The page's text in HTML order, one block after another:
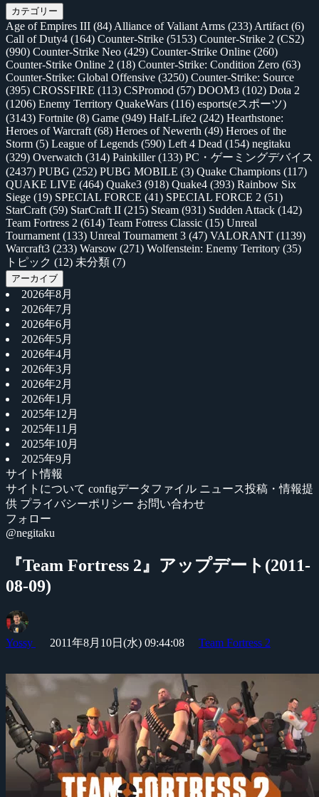
カテゴリー
Age of Empires III (84) Alliance of Valiant Arms (233) Artifact (6)
Call of Duty4 (164) Counter-Strike (5153) Counter-Strike 2 (CS2)
(990) Counter-Strike Neo (429) Counter-Strike Online (260)
Counter-Strike Online 2 (18) Counter-Strike: Condition Zero (63)
Counter-Strike: Global Offensive (3250) Counter-Strike: Source
(395) CROSSFIRE (113) CSPromod (57) DOOM3 (102) Dota 2
(1206) Enemy Territory QuakeWars (116) esports(eスポーツ)
(3143) Fortnite (8) Game (949) Half-Life2 (242) Hearthstone:
Heroes of Warcraft (68) Heroes of Newerth (49) Heroes of the
Storm (5) League of Legends (590) Left 4 Dead (154) negitaku
(329) Overwatch (314) Painkiller(133) PC・ゲーミングデバイス
(2437) PUBG (252) PUBG MOBILE (3) Quake Champions (117)
QUAKE LIVE (464) Quake3 (918) Quake4 (393) Rainbow Six
Siege (19) SPECIAL FORCE (41) SPECIAL FORCE 2 (51)
StarCraft (59) StarCraft II (215) Steam (931) Sudden Attack (142)
Team Fortress 2 (614) Team Fotress Classic (15) Unreal
Tournament (133) Unreal Tournament 3 (47) VALORANT (1139)
Warcraft3 (233) Warsow (271) Wolfenstein: Enemy Territory (35)
トピック (12) 未分類 (7)
アーカイブ
2026年8月
2026年7月
2026年6月
2026年5月
2026年4月
2026年3月
2026年2月
2026年1月
2025年12月
2025年11月
2025年10月
2025年9月
サイト情報
サイトについて configデータファイル ニュース投稿・情報提
供 プライバシーポリシー お問い合わせ
フォロー
@negitaku
『Team Fortress 2』アップデート(2011-
08-09)
Yossy 2011年8月10日(水) 09:44:08 Team Fortress 2